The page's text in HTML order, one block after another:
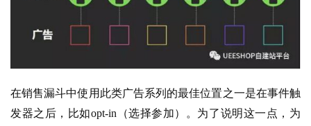
在销售漏斗中使用此类广告系列的最佳位置之一是在事件触
发器之后，比如opt-in（选择参加）。为了说明这一点，为